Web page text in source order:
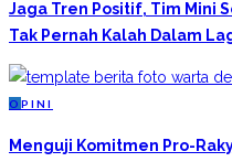
Jaga Tren Positif, Tim Mini
Tak Pernah Kalah Dalam
O PINI
Menguji Komitmen Pro-